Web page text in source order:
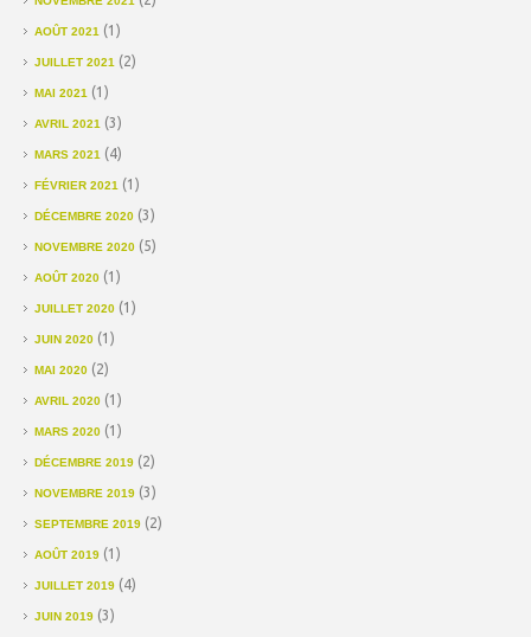
AOÛT 2021 (1)
JUILLET 2021 (2)
MAI 2021 (1)
AVRIL 2021 (3)
MARS 2021 (4)
FÉVRIER 2021 (1)
DÉCEMBRE 2020 (3)
NOVEMBRE 2020 (5)
AOÛT 2020 (1)
JUILLET 2020 (1)
JUIN 2020 (1)
MAI 2020 (2)
AVRIL 2020 (1)
MARS 2020 (1)
DÉCEMBRE 2019 (2)
NOVEMBRE 2019 (3)
SEPTEMBRE 2019 (2)
AOÛT 2019 (1)
JUILLET 2019 (4)
JUIN 2019 (3)